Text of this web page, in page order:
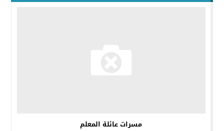
مسرات عائلة المعلم